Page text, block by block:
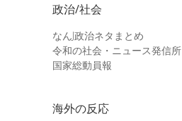
政治/社会
なんJ政治ネタまとめ
令和の社会・ニュース発信所
国家総動員報
海外の反応